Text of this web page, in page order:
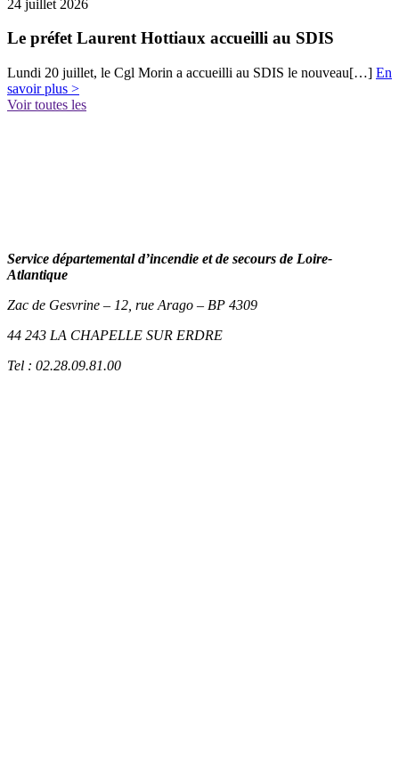
24 juillet 2026
Le préfet Laurent Hottiaux accueilli au SDIS
Lundi 20 juillet, le Cgl Morin a accueilli au SDIS le nouveau[…] En
savoir plus >
Voir toutes les
Service départemental d’incendie et de secours de Loire-
Atlantique
Zac de Gesvrine – 12, rue Arago – BP 4309
44 243 LA CHAPELLE SUR ERDRE
Tel : 02.28.09.81.00